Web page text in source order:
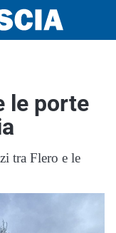
le porte
tra Flero e le